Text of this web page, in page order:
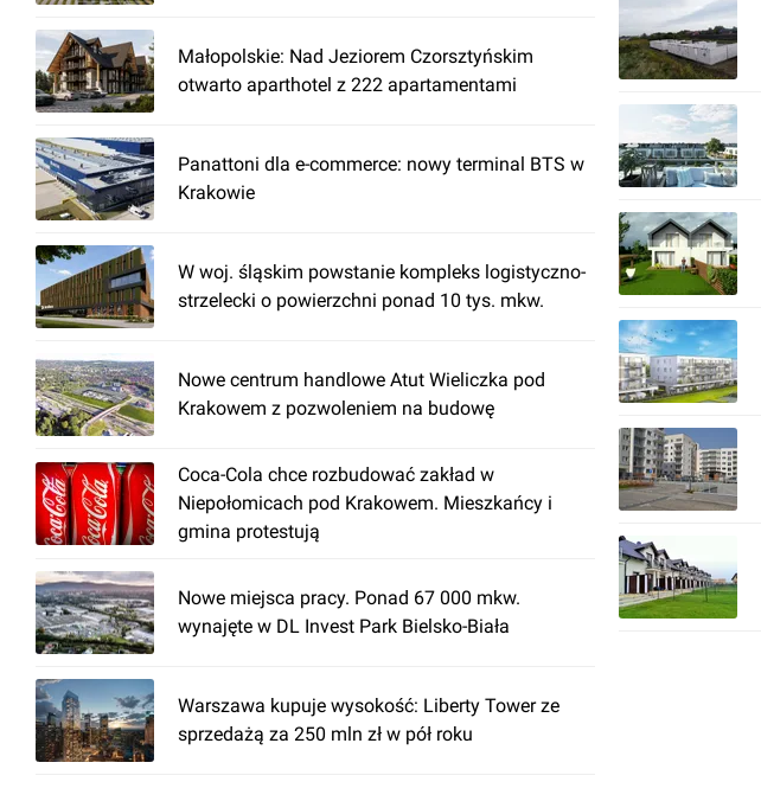
Małopolskie: Nad Jeziorem Czorsztyńskim
otwarto aparthotel z 222 apartamentami
Panattoni dla e-commerce: nowy terminal BTS w
Krakowie
W woj. śląskim powstanie kompleks logistyczno-
strzelecki o powierzchni ponad 10 tys. mkw.
Nowe centrum handlowe Atut Wieliczka pod
Krakowem z pozwoleniem na budowę
Coca-Cola chce rozbudować zakład w
Niepołomicach pod Krakowem. Mieszkańcy i
gmina protestują
Nowe miejsca pracy. Ponad 67 000 mkw.
wynajęte w DL Invest Park Bielsko-Biała
Warszawa kupuje wysokość: Liberty Tower ze
sprzedażą za 250 mln zł w pół roku